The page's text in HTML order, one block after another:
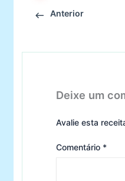
Anterior
Deixe um
Avalie esta
Comentário *